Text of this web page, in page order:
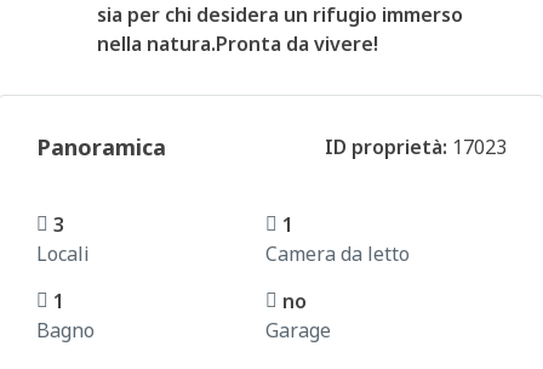
sia per chi desidera un rifugio immerso
nella natura.Pronta da vivere!
Panoramica ID proprietà: 17023
3
Locali
1
Camera da letto
1
Bagno
no
Garage